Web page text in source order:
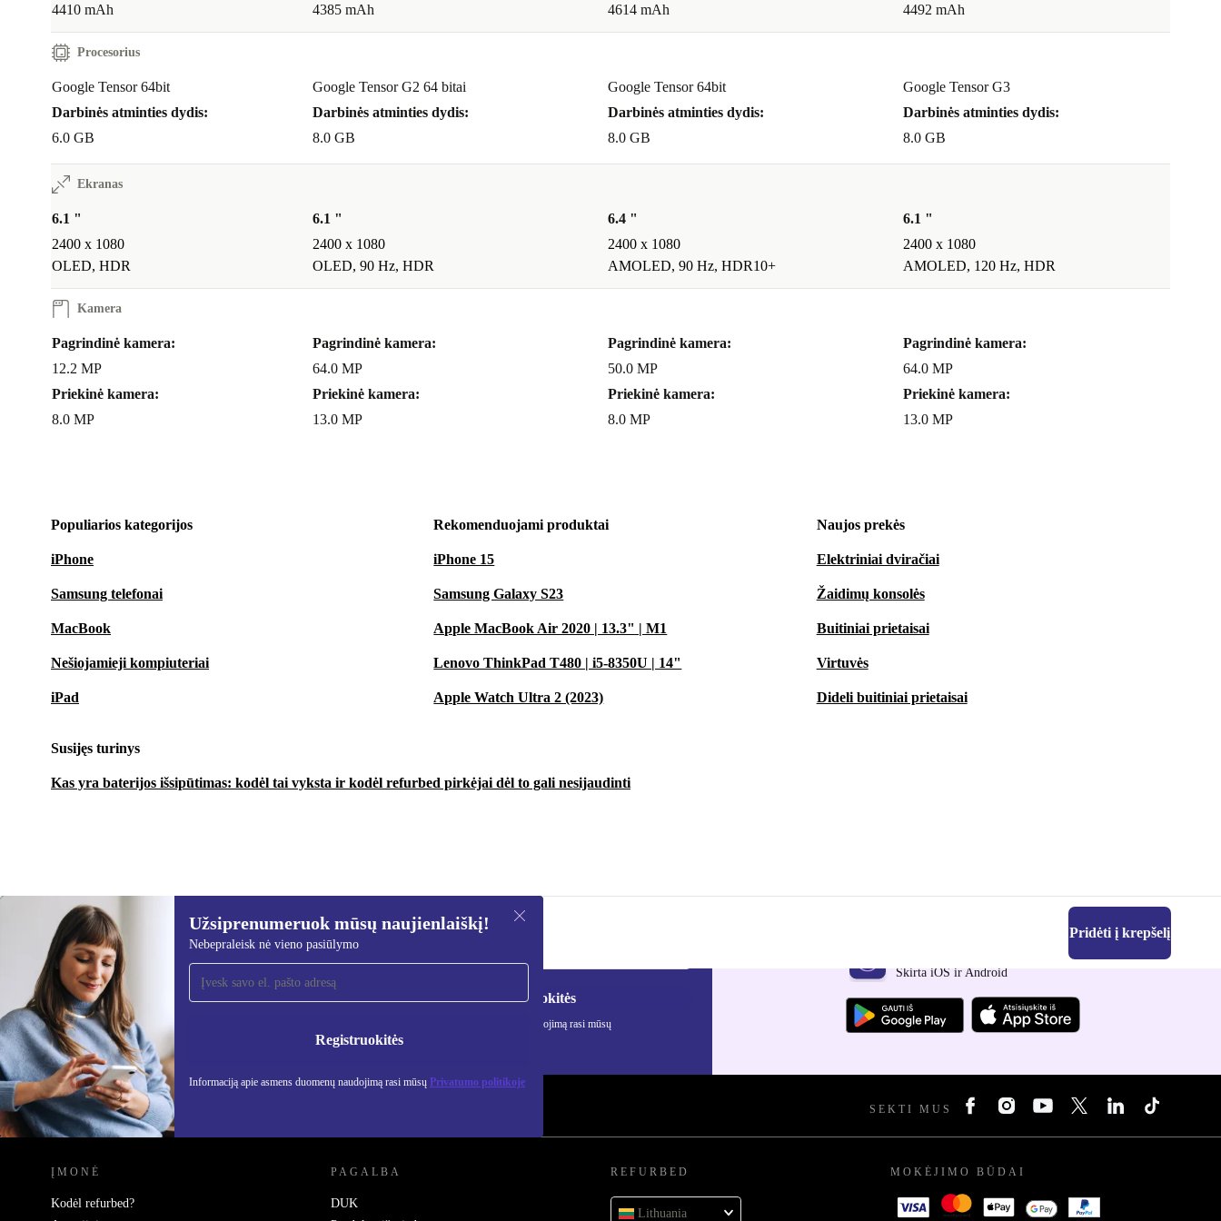
Apibendrinant, refurbed „Google Pixel 6a 5G“ yra išskirtinis,
ekologiškas išmanusis telefonas, kuris įkūnija tobulumą ir naujoves.
Savo refurbed dizainu, aukščiausios klasės funkcijomis ir
apgalvotais sprendimais jis tenkina įvairių vartotojų poreikius ir tuo
pačiu metu daro teigiamą įtaką aplinkai. Atraskite refurbed „Google
Pixel 6a 5G“ privalumus ir pasveikinkite protingesnę,
4410 mAh 4385 mAh 4614 mAh 4492 mAh
Procesorius
Google Tensor 64bit
Darbinės atminties dydis:
6.0 GB
Google Tensor G2 64 bitai
Darbinės atminties dydis:
8.0 GB
Google Tensor 64bit
Darbinės atminties dydis:
8.0 GB
Google Tensor G3
Darbinės atminties dydis:
8.0 GB
Ekranas
6.1 "
2400 x 1080
OLED, HDR
6.1 "
2400 x 1080
OLED, 90 Hz, HDR
6.4 "
2400 x 1080
AMOLED, 90 Hz, HDR10+
6.1 "
2400 x 1080
AMOLED, 120 Hz, HDR
Kamera
Pagrindinė kamera:
12.2 MP
Priekinė kamera:
8.0 MP
Pagrindinė kamera:
64.0 MP
Priekinė kamera:
13.0 MP
Pagrindinė kamera:
50.0 MP
Priekinė kamera:
8.0 MP
Pagrindinė kamera:
64.0 MP
Priekinė kamera:
13.0 MP
Populiarios kategorijos
iPhone
Samsung telefonai
MacBook
Nešiojamieji kompiuteriai
iPad
Rekomenduojami produktai
iPhone 15
Samsung Galaxy S23
Apple MacBook Air 2020 | 13.3" | M1
Lenovo ThinkPad T480 | i5-8350U | 14"
Apple Watch Ultra 2 (2023)
Naujos prekės
Elektriniai dviračiai
Žaidimų konsolės
Buitiniai prietaisai
Virtuvės
Dideli buitiniai prietaisai
Susijęs turinys
Kas yra baterijos išsipūtimas: kodėl tai vyksta ir kodėl refurbed pirkėjai dėl to gali nesijaudinti
227,70 € Pridėti į krepšelį
Užsiprenumeruok mūsų naujienlaiškį!
Nebepraleisk nė vieno pasiūlymo
Registruokitės
Informaciją apie asmens duomenų naudojimą rasi mūsų Privatumo politikoje
Užsiprenumeruok mūsų
naujienlaiškį!
Nebepraleisk nė vieno pasiūlymo.
Registruokitės
Informaciją apie asmens duomenų naudojimą rasi mūsų
Privatumo politikoje
Atsisiųsti refurbed programėlę
Skirta iOS ir Android
REFURBED LIETUVA - RETHINK NEW. SEKTI MUS
ĮMONĖ
Kodėl refurbed?
PAGALBA
DUK
REFURBED
Lithuania
MOKĖJIMO BŪDAI